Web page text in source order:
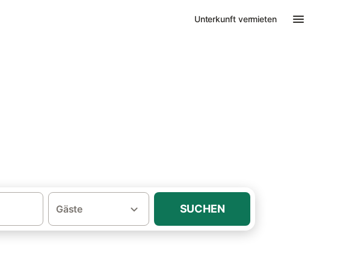
Unterkunft vermieten
Gäste SUCHEN